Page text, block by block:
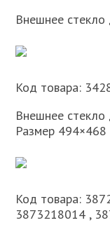
Внешнее стекло
Код товара:
Внешнее
Размер
Код товара:
3873218014 ,